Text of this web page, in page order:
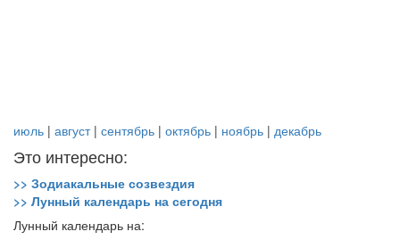
июль | август| сентябрь | октябрь | ноябрь | декабрь
Это интересно:
>> Зодиакальные созвездия
>> Лунный календарь на сегодня
Лунный календарь на: